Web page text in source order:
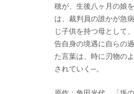
穂が、生後八ヶ月の娘
は、裁判員の誰かが急
じ子供を持つ母として
告自身の境遇に自らの
た言葉は、時に刃物の
されていく─。